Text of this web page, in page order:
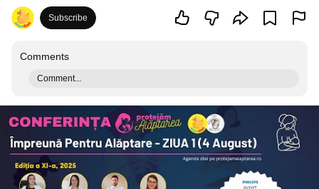
Subscribe
Comments
Comment...